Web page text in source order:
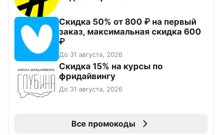
Скидка 50% от 800 ₽ на первый
заказ, максимальная скидка 600
₽
До 31 августа, 2026
Скидка 15% на курсы по
фридайвингу
До 31 августа, 2026
Все промокоды